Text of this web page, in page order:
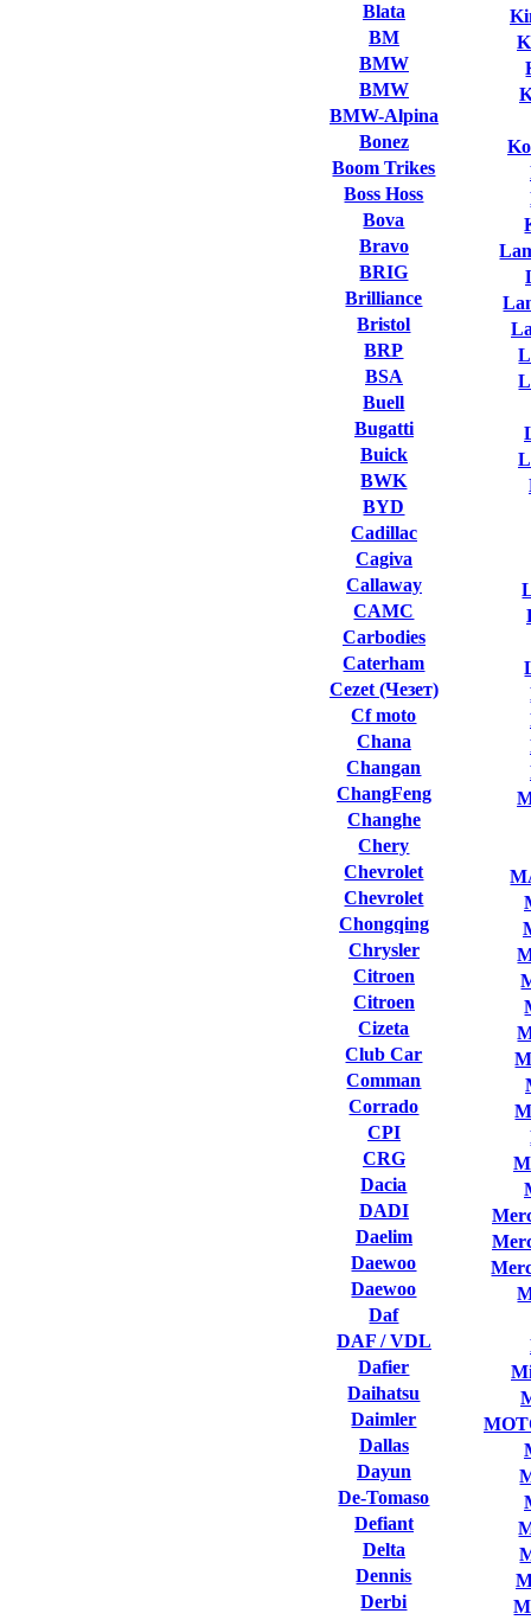
Blata
BM
BMW
BMW
BMW-Alpina
Bonez
Boom Trikes
Boss Hoss
Bova
Bravo
BRIG
Brilliance
Bristol
BRP
BSA
Buell
Bugatti
Buick
BWK
BYD
Cadillac
Cagiva
Callaway
CAMC
Carbodies
Caterham
Cezet (Чезет)
Cf moto
Chana
Changan
ChangFeng
Changhe
Chery
Chevrolet
Chevrolet
Chongqing
Chrysler
Citroen
Citroen
Cizeta
Club Сar
Comman
Corrado
CPI
CRG
Dacia
DADI
Daelim
Daewoo
Daewoo
Daf
DAF / VDL
Dafier
Daihatsu
Daimler
Dallas
Dayun
De-Tomaso
Defiant
Delta
Dennis
Derbi